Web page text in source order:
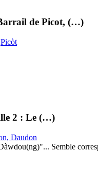
de Picot, (…)
Picòt
2 : Le (…)
Daudon
Semble